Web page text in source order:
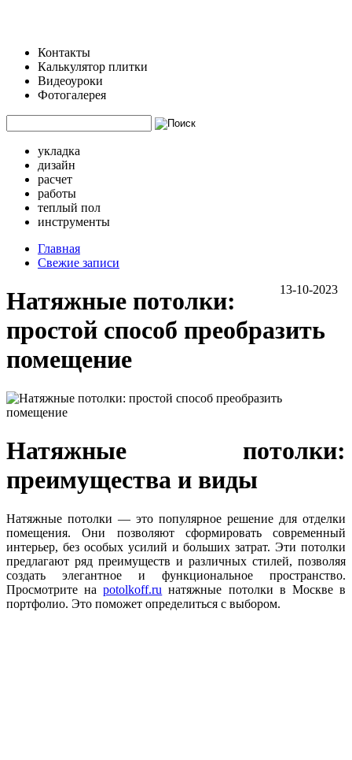
Контакты
Калькулятор плитки
Видеоуроки
Фотогалерея
укладка
дизайн
расчет
работы
теплый пол
инструменты
Главная
Свежие записи
13-10-2023
Натяжные потолки:
простой способ преобразить
помещение
Натяжные потолки:
преимущества и виды
Натяжные потолки — это популярное решение для отделки
помещения. Они позволяют сформировать современный
интерьер, без особых усилий и больших затрат. Эти потолки
предлагают ряд преимуществ и различных стилей, позволяя
создать элегантное и функциональное пространство.
Просмотрите наpotolkoff.ru натяжные потолки в Москве в
портфолио. Это поможет определиться с выбором.